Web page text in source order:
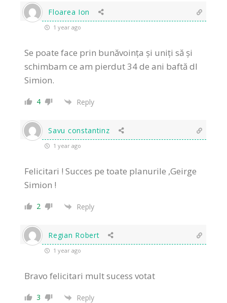
Floarea Ion
1 year ago
Se poate face prin bunăvoința și uniți să și
schimbam ce am pierdut 34 de ani baftă dl
Simion.
4 Reply
Savu constantinz
1 year ago
Felicitari ! Succes pe toate planurile ,Geirge
Simion !
2 Reply
Regian Robert
1 year ago
Bravo felicitari mult sucess votat
3 Reply